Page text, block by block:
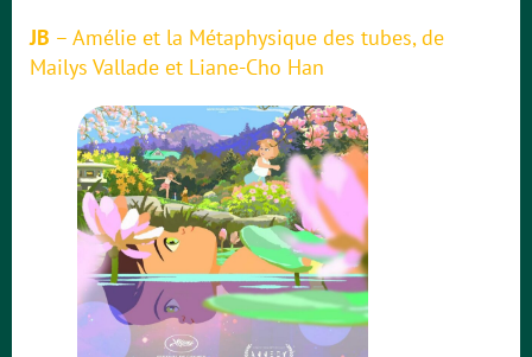
JB – Amélie et la Métaphysique des tubes, de
Mailys Vallade et Liane-Cho Han